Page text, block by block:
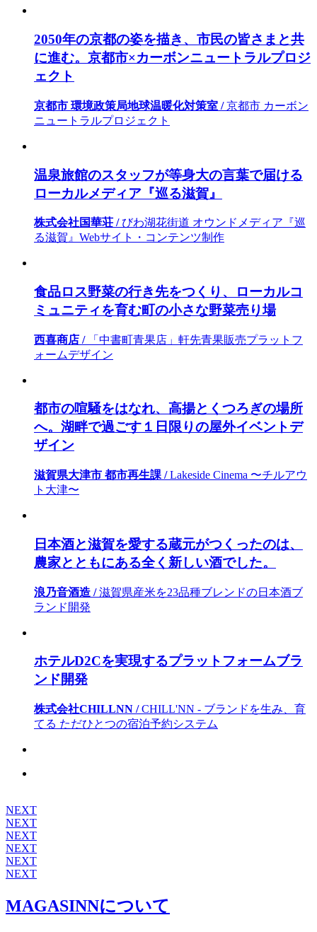
2050年の京都の姿を描き、市民の皆さまと共
に進む。京都市×カーボンニュートラルプロジ
ェクト
京都市 環境政策局地球温暖化対策室 /京都市 カーボン
ニュートラルプロジェクト
温泉旅館のスタッフが等身大の言葉で届ける
ローカルメディア『巡る滋賀』
株式会社国華荘 / びわ湖花街道 オウンドメディア『巡
る滋賀』Webサイト・コンテンツ制作
食品ロス野菜の行き先をつくり、ローカルコ
ミュニティを育む町の小さな野菜売り場
西喜商店 /
「中書町青果店」軒先青果販売プラットフ
ォームデザイン
都市の喧騒をはなれ、高揚とくつろぎの場所
へ。湖畔で過ごす１日限りの屋外イベントデ
ザイン
滋賀県大津市 都市再生課 /Lakeside Cinema 〜チルアウ
ト大津〜
日本酒と滋賀を愛する蔵元がつくったのは、
農家とともにある全く新しい酒でした。
浪乃音酒造 /滋賀県産米を23品種ブレンドの日本酒ブ
ランド開発
ホテルD2Cを実現するプラットフォームブラ
ンド開発
株式会社CHILLNN /CHILL'NN - ブランドを生み、育
てる ただひとつの宿泊予約システム
NEXT
NEXT
NEXT
NEXT
NEXT
NEXT
MAGASINNについて